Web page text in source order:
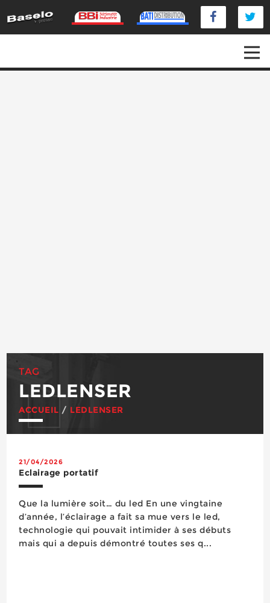
TAG
LEDLENSER
ACCUEIL / LEDLENSER
21/04/2026
Eclairage portatif
Que la lumière soit… du led En une vingtaine
d’année, l’éclairage a fait sa mue vers le led,
technologie qui pouvait intimider à ses débuts
mais qui a depuis démontré toutes ses q...